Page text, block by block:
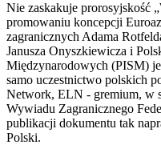
Nie zaskakuje prorosyjskość
promowaniu koncepcji
zagranicznych Adama
Janusza Onyszkiewicza i
Międzynarodowych (PISM)
samo uczestnictwo polskich
Network, ELN - gremium, w
Wywiadu Zagranicznego
publikacji dokumentu tak
Polski.